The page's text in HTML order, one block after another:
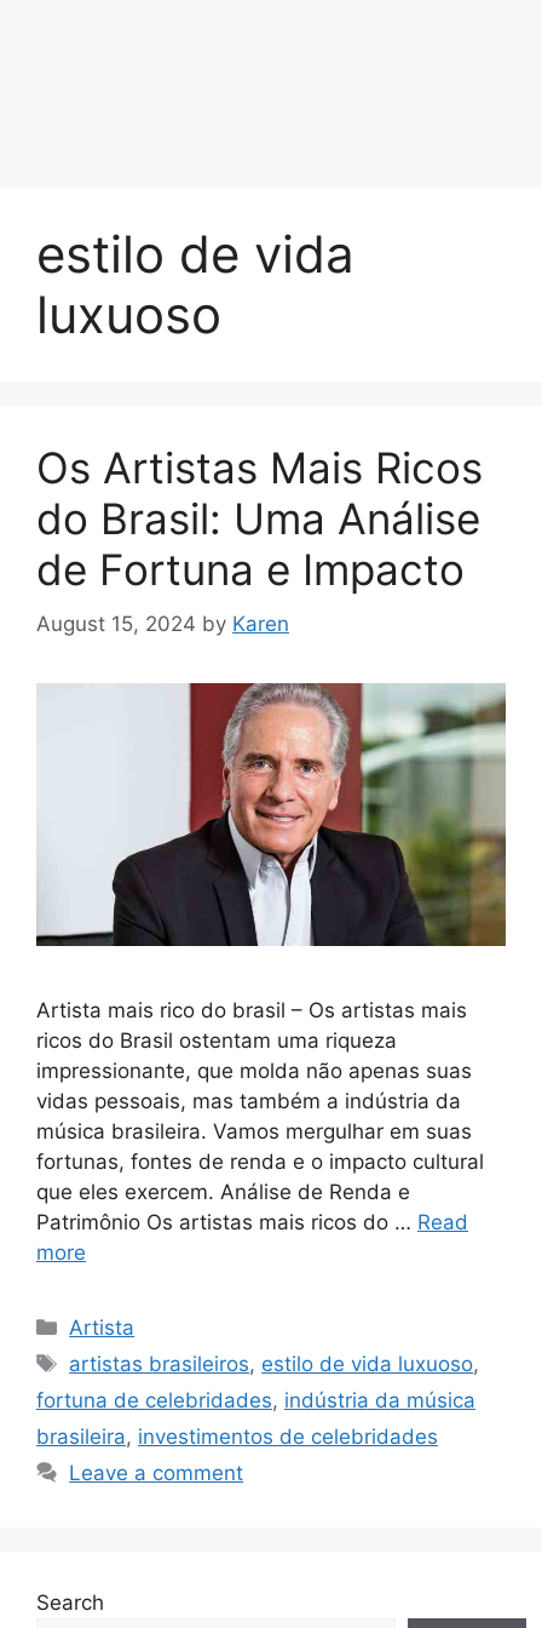
estilo de vida
luxuoso
Os Artistas Mais Ricos
do Brasil: Uma Análise
de Fortuna e Impacto
August 15, 2024 by Karen
Artista mais rico do brasil – Os artistas mais
ricos do Brasil ostentam uma riqueza
impressionante, que molda não apenas suas
vidas pessoais, mas também a indústria da
música brasileira. Vamos mergulhar em suas
fortunas, fontes de renda e o impacto cultural
que eles exercem. Análise de Renda e
Patrimônio Os artistas mais ricos do … Read
more
Categories
Artista
Tags
artistas brasileiros, estilo de vida luxuoso,
fortuna de celebridades, indústria da música
brasileira, investimentos de celebridades
Leave a comment
Search